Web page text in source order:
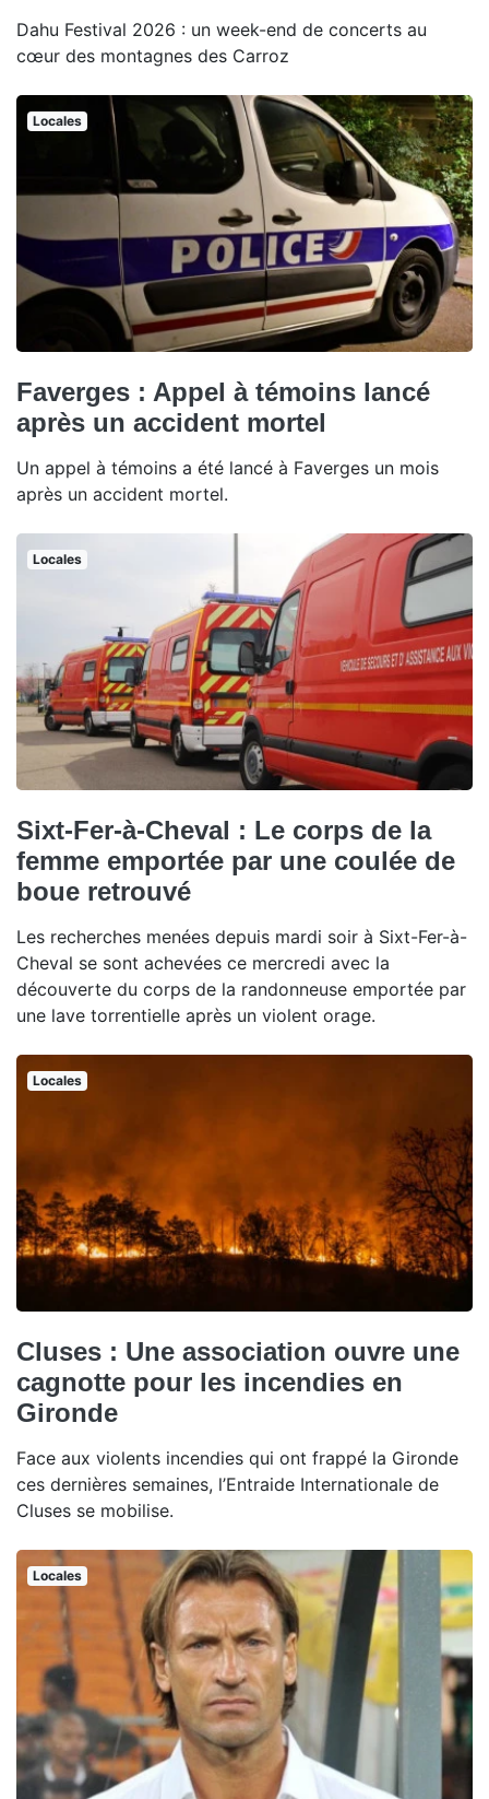
Dahu Festival 2026 : un week-end de concerts au
cœur des montagnes des Carroz
Locales
Faverges : Appel à témoins lancé
après un accident mortel
Un appel à témoins a été lancé à Faverges un mois
après un accident mortel.
Locales
Sixt-Fer-à-Cheval : Le corps de la
femme emportée par une coulée de
boue retrouvé
Les recherches menées depuis mardi soir à Sixt-Fer-à-
Cheval se sont achevées ce mercredi avec la
découverte du corps de la randonneuse emportée par
une lave torrentielle après un violent orage.
Locales
Cluses : Une association ouvre une
cagnotte pour les incendies en
Gironde
Face aux violents incendies qui ont frappé la Gironde
ces dernières semaines, l’Entraide Internationale de
Cluses se mobilise.
Locales